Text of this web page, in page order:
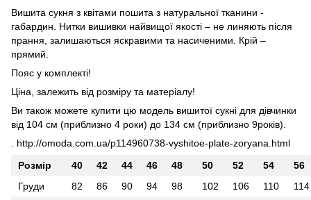
Вишита сукня з квітами пошита з натуральної тканини -
габардин. Нитки вишивки найвищої якості – не линяють після
прання, залишаються яскравими та насиченими. Крій –
прямий.
Пояс у комплекті!
Ціна, залежить від розміру та матеріалу!
Ви також можете купити цю модель вишитої сукні для дівчинки
від 104 см (приблизно 4 роки) до 134 см (приблизно 9років).
http://omoda.com.ua/p114960738-vyshitoe-plate-zoryana.html
Розмір
40 42 44 46 48 50 52 54
56
Груди
82 86 90 94 98 102 106 110
114